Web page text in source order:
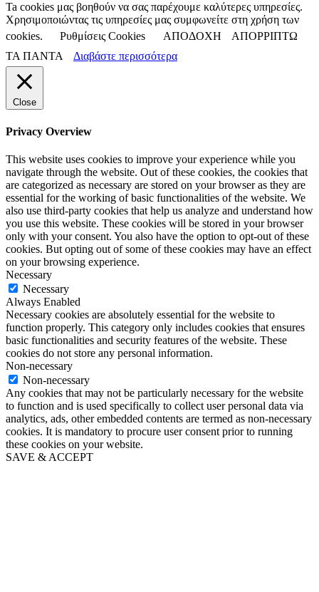
Ta cookies μας βοηθούν να σας παρέχουμε καλύτερες υπηρεσίες.
Χρησιμοποιώντας τις υπηρεσίες μας συμφωνείτε στη χρήση των
cookies.
Ρυθμίσεις Cookies ΑΠΟΔΟΧΗ
ΑΠΟΡΡΙΠΤΩ
ΤΑ ΠΑΝΤΑ
Διαβάστε περισσότερα
Close
Privacy Overview
This website uses cookies to improve your experience while you
navigate through the website. Out of these cookies, the cookies that
are categorized as necessary are stored on your browser as they are
essential for the working of basic functionalities of the website. We
also use third-party cookies that help us analyze and understand how
you use this website. These cookies will be stored in your browser
only with your consent. You also have the option to opt-out of these
cookies. But opting out of some of these cookies may have an effect
on your browsing experience.
Necessary
Necessary
Always Enabled
Necessary cookies are absolutely essential for the website to
function properly. This category only includes cookies that ensures
basic functionalities and security features of the website. These
cookies do not store any personal information.
Non-necessary
Non-necessary
Any cookies that may not be particularly necessary for the website
to function and is used specifically to collect user personal data via
analytics, ads, other embedded contents are termed as non-necessary
cookies. It is mandatory to procure user consent prior to running
these cookies on your website.
SAVE & ACCEPT